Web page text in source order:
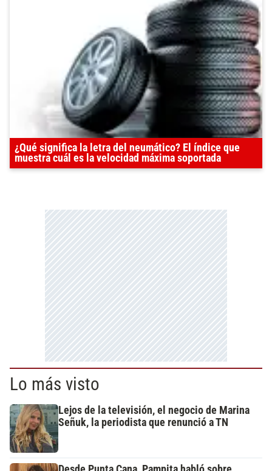
¿Qué significa la letra del neumático? El índice que
muestra cuál es la velocidad máxima soportada
Lo más visto
Lejos de la televisión, el negocio de Marina
Señuk, la periodista que renunció a TN